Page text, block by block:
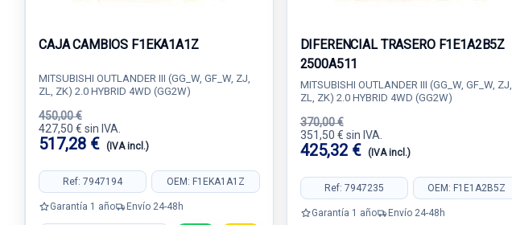
CAJA CAMBIOS F1EKA1A1Z
MITSUBISHI OUTLANDER III (GG_W, GF_W, ZJ,
ZL, ZK) 2.0 HYBRID 4WD (GG2W)
450,00 €
427,50 € sin IVA.
517,28 € (IVA incl.)
Ref: 7947194 OEM: F1EKA1A1Z
Garantía 1 año Envío 24-48h
DIFERENCIAL TRASERO F1E1A2B5Z
2500A511
MITSUBISHI OUTLANDER III (GG_W, GF_W, ZJ,
ZL, ZK) 2.0 HYBRID 4WD (GG2W)
370,00 €
351,50 € sin IVA.
425,32 € (IVA incl.)
Ref: 7947235 OEM: F1E1A2B5Z
Garantía 1 año Envío 24-48h